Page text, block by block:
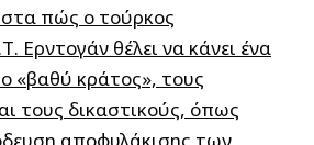
πώς ο τούρκος
Ερντογάν θέλει να κάνει ένα
«βαθύ κράτος», τους
τους δικαστικούς, όπως